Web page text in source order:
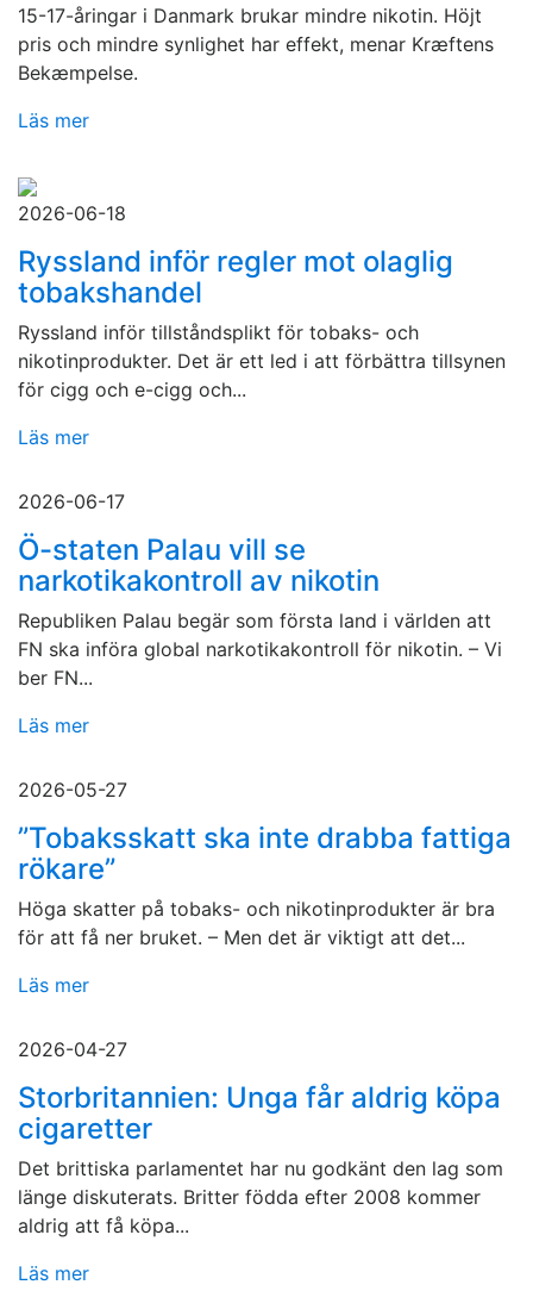
15-17-åringar i Danmark brukar mindre nikotin. Höjt
pris och mindre synlighet har effekt, menar Kræftens
Bekæmpelse.
Läs mer
2026-06-18
Ryssland inför regler mot olaglig
tobakshandel
Ryssland inför tillståndsplikt för tobaks- och
nikotinprodukter. Det är ett led i att förbättra tillsynen
för cigg och e-cigg och...
Läs mer
2026-06-17
Ö-staten Palau vill se
narkotikakontroll av nikotin
Republiken Palau begär som första land i världen att
FN ska införa global narkotikakontroll för nikotin. – Vi
ber FN...
Läs mer
2026-05-27
”Tobaksskatt ska inte drabba fattiga
rökare”
Höga skatter på tobaks- och nikotinprodukter är bra
för att få ner bruket. – Men det är viktigt att det...
Läs mer
2026-04-27
Storbritannien: Unga får aldrig köpa
cigaretter
Det brittiska parlamentet har nu godkänt den lag som
länge diskuterats. Britter födda efter 2008 kommer
aldrig att få köpa...
Läs mer